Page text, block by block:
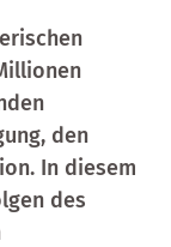
den
In diesem
des